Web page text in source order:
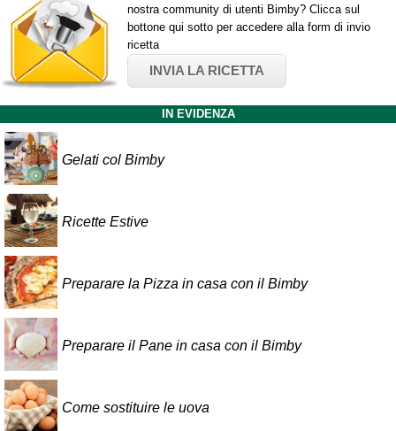
nostra community di utenti Bimby? Clicca sul
bottone qui sotto per accedere alla form di invio
ricetta
INVIA LA RICETTA
IN EVIDENZA
Gelati col Bimby
Ricette Estive
Preparare la Pizza in casa con il Bimby
Preparare il Pane in casa con il Bimby
Come sostituire le uova